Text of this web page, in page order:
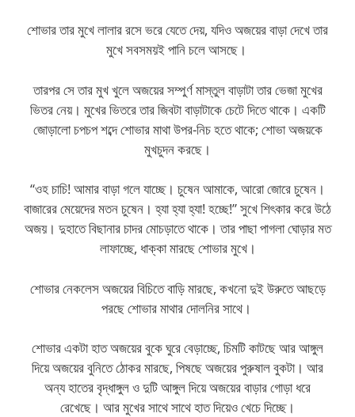
শোভার তার মুখে লালার রসে ভরে যেতে দেয়, যদিও অজয়ের বাড়া দেখে তার
মুখে সবসময়ই পানি চলে আসছে।
তারপর সে তার মুখ খুলে অজয়ের সম্পুর্ণ মাস্তুল বাড়াটা তার ভেজা মুখের
ভিতর নেয়। মুখের ভিতরে তার জিবটা বাড়াটাকে চেটে দিতে থাকে। একটি
জোড়ালো চপচপ শব্দে শোভার মাথা উপর-নিচ হতে থাকে; শোভা অজয়কে
মুখচুদন করছে।
“ওহ চাচি! আমার বাড়া গলে যাচ্ছে। চুষেন আমাকে, আরো জোরে চুষেন।
বাজারের মেয়েদের মতন চুষেন। হ্যা হ্যা হ্যা! হচ্ছে!” সুখে শিৎকার করে উঠে
অজয়। দুহাতে বিছানার চাদর মোচড়াতে থাকে। তার পাছা পাগলা ঘোড়ার মত
লাফাচ্ছে, ধাক্কা মারছে শোভার মুখে।
শোভার নেকলেস অজয়ের বিচিতে বাড়ি মারছে, কখনো দুই উরুতে আছড়ে
পরছে শোভার মাথার দোলনির সাথে।
শোভার একটা হাত অজয়ের বুকে ঘুরে বেড়াচ্ছে, চিমটি কাটছে আর আঙ্গুল
দিয়ে অজয়ের বুনিতে ঠোকর মারছে, পিষছে অজয়ের পুরুষাল বুকটা। আর
অন্য হাতের বৃদ্ধাঙ্গুল ও দুটি আঙ্গুল দিয়ে অজয়ের বাড়ার গোড়া ধরে
রেখেছে। আর মুখের সাথে সাথে হাত দিয়েও খেচে দিচ্ছে।